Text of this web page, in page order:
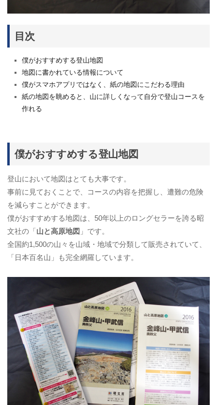
目次
僕がおすすめする登山地図
地図に書かれている情報について
僕がスマホアプリではなく、紙の地図にこだわる理由
紙の地図を眺めると、山に詳しくなって自分で登山コースを
作れる
僕がおすすめする登山地図
登山において地図はとても大事です。
事前に見ておくことで、コースの内容を把握し、遭難の危険
を減らすことができます。
僕がおすすめする地図は、50年以上のロングセラーを誇る昭
文社の「山と高原地図 」です。
全国約1,500の山々を山域・地域で分類して販売されていて、
「日本百名山」も完全網羅しています。